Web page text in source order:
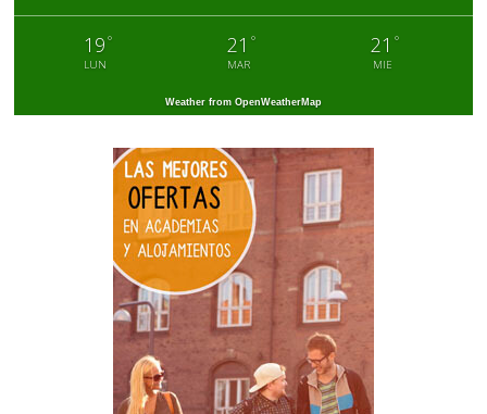
19 °
LUN
21 °
MAR
21 °
MIE
Weather from OpenWeatherMap